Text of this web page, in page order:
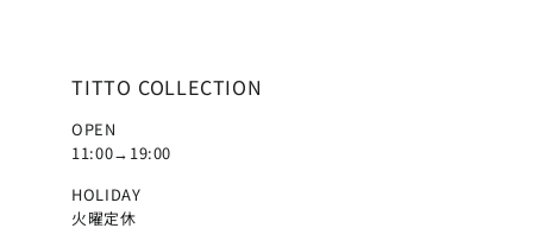
TITTO COLLECTION
OPEN
11:00→19:00
HOLIDAY
火曜定休